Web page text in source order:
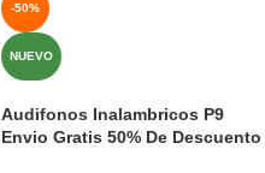
-50%
NUEVO
Audifonos Inalambricos P9
Envio Gratis 50% De Descuento